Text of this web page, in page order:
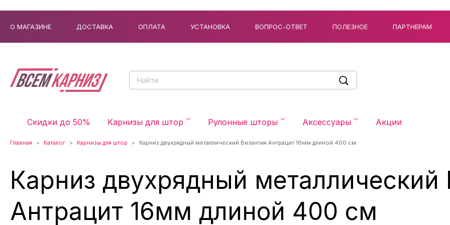
О МАГАЗИНЕ ДОСТАВКА ОПЛАТА УСТАНОВКА ВОПРОС-ОТВЕТ ПОЛЕЗНОЕ ПАРТНЕРАМ
Скидки до 50% Карнизы для штор Рулонные шторы Аксессуары Акции
Главная Каталог Карнизы для штор Карниз двухрядный металлический Византия Антрацит 16мм длиной 400 см
Карниз двухрядный металлический
Антрацит 16мм длиной 400 см